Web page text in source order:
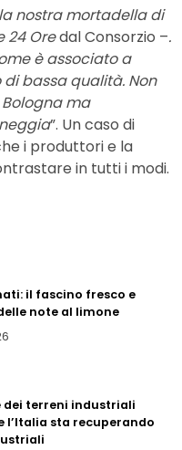
nostra mortadella di
24 Oredal Consorzio –.
è associato a
bassa qualità. Non
ma
”. Un caso di
i produttori e la
in tutti i modi.
il fascino fresco e
note al limone
dei terreni industriali
l’Italia sta recuperando